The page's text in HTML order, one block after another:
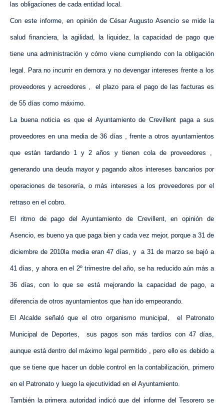
las obligaciones de cada entidad local.
Con este informe, en opinión de César Augusto Asencio se mide la
salud financiera, la agilidad, la liquidez, la capacidad de pago que
tiene una administración y cómo viene cumpliendo con la obligación
legal. Para no incurrir en demora y no devengar intereses frente a los
proveedores y acreedores , el plazo para el pago de las facturas es
de 55 días como máximo.
La buena noticia es que el Ayuntamiento de Crevillent paga a sus
proveedores en una media de 36 días , frente a otros ayuntamientos
que están tardando 1 y 2 años y tienen cola de proveedores ,
generando una deuda mayor y pagando altos intereses bancarios por
operaciones de tesorería, o más intereses a los proveedores por el
retraso en el cobro.
El ritmo de pago del Ayuntamiento de Crevillent, en opinión de
Asencio, es bueno ya que paga bien y cada vez mejor, porque a 31 de
diciembre de 2010la media eran 47 días, y a 31 de marzo se bajó a
41 días, y ahora en el 2º trimestre del año, se ha reducido aún más a
36 días, con lo que se está mejorando la capacidad de pago, a
diferencia de otros ayuntamientos que han ido empeorando.
El Alcalde señaló que el otro organismo municipal, el Patronato
Municipal de Deportes, sus pagos son más tardíos con 47 días,
aunque está dentro del máximo legal permitido , pero ello es debido a
que se tiene que hacer un doble control en la contabilización, primero
en el Patronato y luego la ejecutividad en el Ayuntamiento.
También la primera autoridad indicó que del informe del Tesorero se